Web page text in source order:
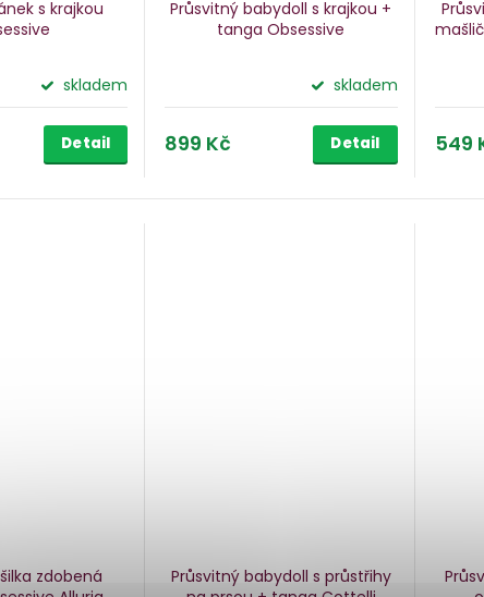
s krajkou
skladem
Detail
Průsvitný babydoll s krajkou +
tanga Obsessive
skladem
899 Kč Detail 549
zdobená
Průsvitný babydoll s průstřihy